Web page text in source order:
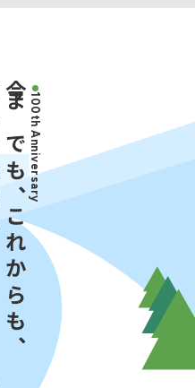
今までも、
これからも、
100th Anniversary